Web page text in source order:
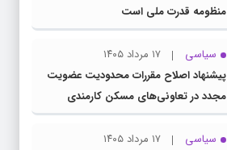
منظومه قدرت ملی است
سیاسی
۱۷ مرداد ۱۴۰۵
پیشنهاد اصلاح مقررات محدودیت عضویت
مجدد در تعاونی‌های مسکن کارمندی
سیاسی
۱۷ مرداد ۱۴۰۵